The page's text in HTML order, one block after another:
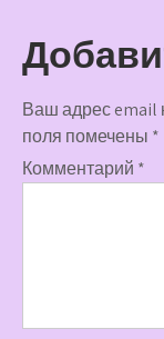
Ваш адрес email
поля помечены *
Комментарий *